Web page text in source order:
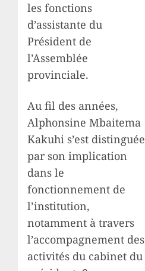
les fonctions
d’assistante du
Président de
l’Assemblée
provinciale.
Au fil des années,
Alphonsine Mbaitema
Kakuhi s’est distinguée
par son implication
dans le
fonctionnement de
l’institution,
notamment à travers
l’accompagnement des
activités du cabinet du